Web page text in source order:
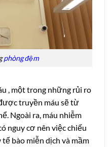
phòng đệm
, một trong những rủi ro
truyền máu sẽ từ
Ngoài ra, máu nhiễm
nguy cơ nên việc chiếu
bào miễn dịch và mầm